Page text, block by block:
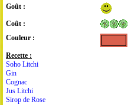
Goût :
Coût :
Couleur :
Recette :
Soho Litchi
Gin
Cognac
Jus Litchi
Sirop de Rose